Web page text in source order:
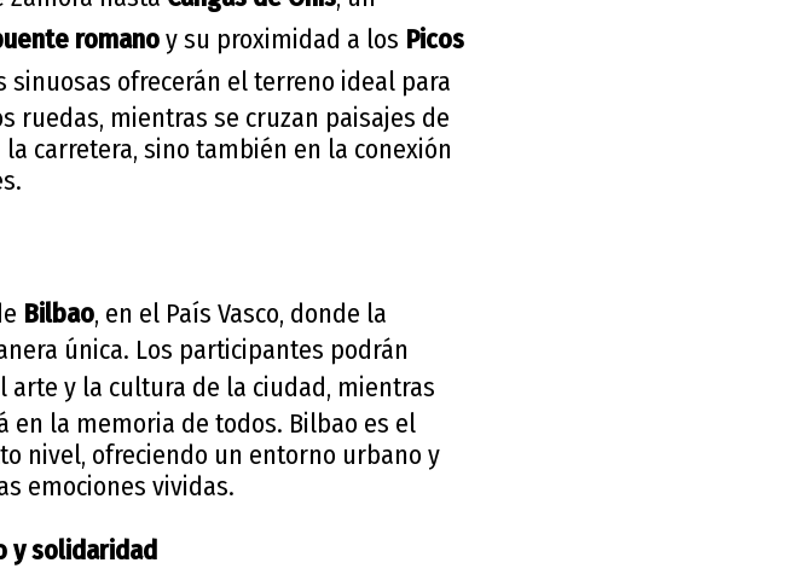
romanoy su proximidad a los Picos
ofrecerán el terreno ideal para
ruedas, mientras se cruzan paisajes de
carretera, sino también en la conexión
Bilbao, en el País Vasco, donde la
única. Los participantes podrán
arte y la cultura de la ciudad, mientras
en la memoria de todos. Bilbao es el
nivel, ofreciendo un entorno urbano y
emociones vividas.
y solidaridad